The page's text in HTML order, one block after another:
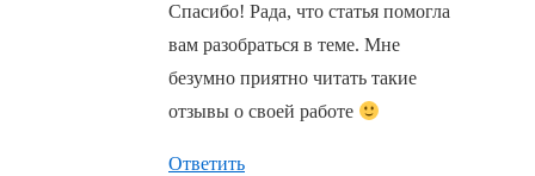
Спасибо! Рада, что статья помогла
вам разобраться в теме. Мне
безумно приятно читать такие
отзывы о своей работе
Ответить